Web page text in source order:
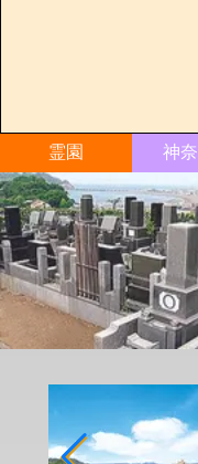
霊園 神